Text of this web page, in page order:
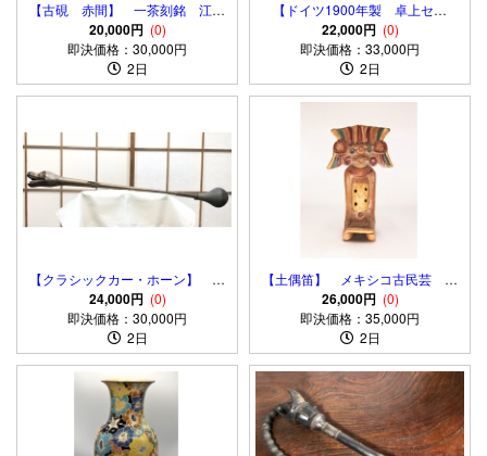
【古硯 赤間】 一茶刻銘 江戸
時代
20,000円 (0)
即決価格：30,000円
2日
【ドイツ1900年製 卓上セッ
ト】 ６本＋スタンド ガラス
瓶/調味料ボトル 保管箱付
き
22,000円 (0)
即決価格：33,000円
2日
【クラシックカー・ホーン】 ク
ラクション 恐竜頭型
24,000円 (0)
即決価格：30,000円
2日
【土偶笛】 メキシコ古民芸 彩
色土器 アンティーク品 マヤ/
アステカ
26,000円 (0)
即決価格：35,000円
2日